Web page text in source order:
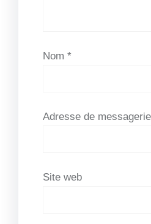
Nom *
Adresse de messagerie
Site web